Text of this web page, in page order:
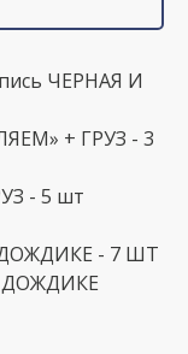
ЧЕРНАЯ И
+ ГРУЗ - 3
- 5 шт
- 7 ШТ
ДОЖДИКЕ